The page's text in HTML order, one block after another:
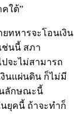
ใต้”
ยทหารจะโอนเงิน
ช่นนี้ สภา
จะไม่สามารถ
งินแผ่นดิน ก็ไม่มี
นลักษณะนี้
ยุคนี้ ถ้าจะทำก็